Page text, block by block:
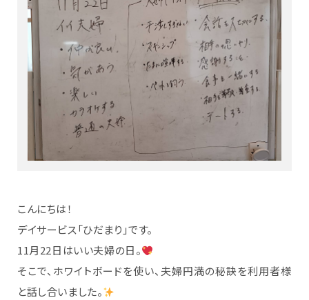
こんにちは！
デイサービス「ひだまり」です。
11月22日はいい夫婦の日。
そこで、ホワイトボードを使い、夫婦円満の秘訣を利用者様
と話し合いました。